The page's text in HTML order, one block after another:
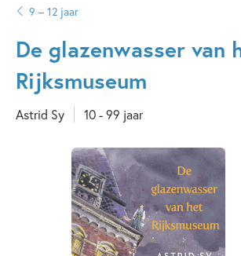
auteurs
uitgevers
9 – 12 jaar
De glazenwasser van
Rijksmuseum
Astrid Sy 10 - 99 jaar